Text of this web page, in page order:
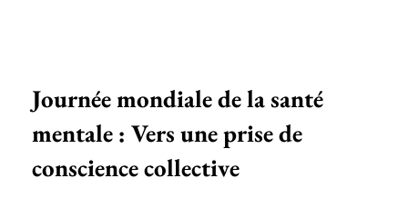
Journée mondiale de la santé
mentale : Vers une prise de
conscience collective